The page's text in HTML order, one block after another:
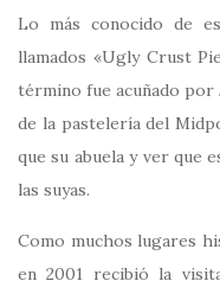
Lo más conocido de
llamados «Ugly Crust
término fue acuñado
de la pastelería del
que su abuela y ver que
las suyas.
Como muchos lugares
en 2001 recibió la